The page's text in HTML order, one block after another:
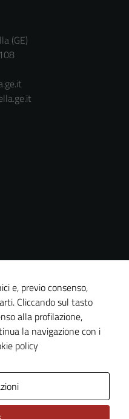
(GE)
e, previo consenso,
Cliccando sul tasto
alla profilazione,
la navigazione con i
policy
disabilitati.
Questi cookie
informazioni
personali.
possono
essere
utilizzati
anche per la
profilazione.
disabilitazione
di questi
cookies può